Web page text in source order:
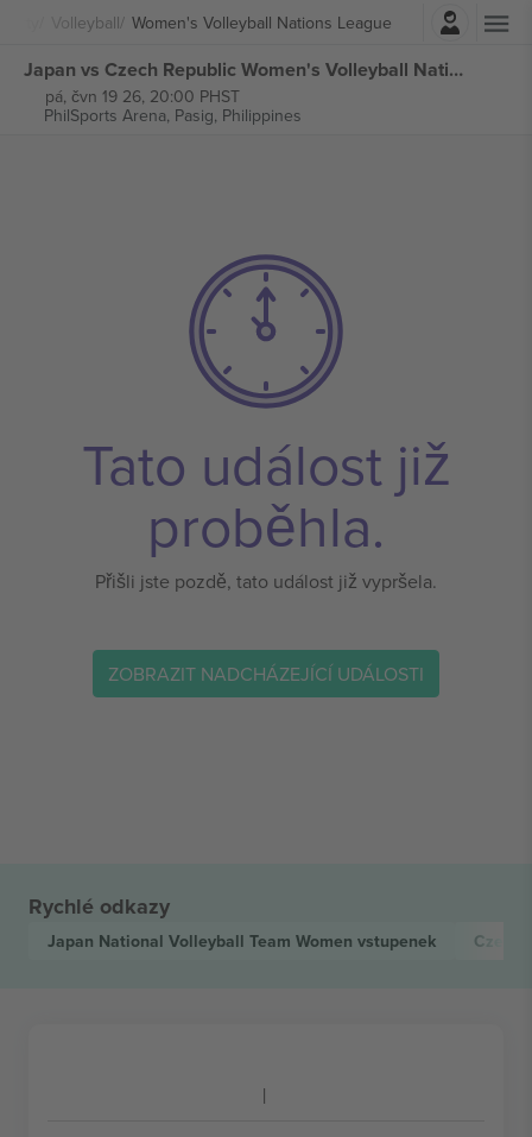
Volleyball Women's Volleyball Nations League
Přihlásit se
Japan vs Czech Republic Women's Volleyball Nations League vstupenek
pá, čvn 19 26, 20:00 PHST
PhilSports Arena, Pasig, Philippines
Tato událost již
proběhla.
Přišli jste pozdě, tato událost již vypršela.
ZOBRAZIT NADCHÁZEJÍCÍ UDÁLOSTI
Rychlé odkazy
Japan National Volleyball Team Women vstupenek Czech